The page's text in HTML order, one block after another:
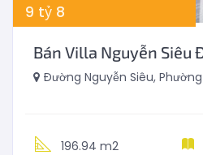
9 tỷ 8
Bán Villa Nguyễn Siêu
Đường Nguyễn Siêu, Phường 7,
196.94 m2